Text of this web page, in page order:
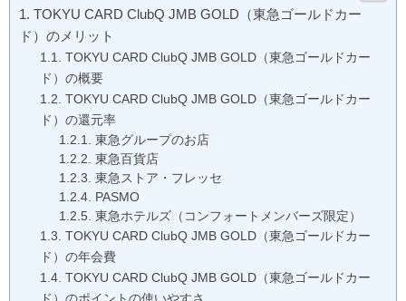
TOKYU CARD ClubQ JMB GOLD（東急ゴールドカー
ド）のメリット
TOKYU CARD ClubQ JMB GOLD（東急ゴールドカー
ド）の概要
TOKYU CARD ClubQ JMB GOLD（東急ゴールドカー
ド）の還元率
東急グループのお店
東急百貨店
東急ストア・フレッセ
PASMO
東急ホテルズ（コンフォートメンバーズ限定）
TOKYU CARD ClubQ JMB GOLD（東急ゴールドカー
ド）の年会費
TOKYU CARD ClubQ JMB GOLD（東急ゴールドカー